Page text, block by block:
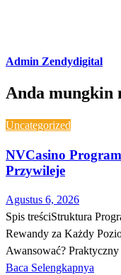
Admin Zendydigital
Anda mungkin
Uncategorized
NVCasino
Przywileje
Agustus 6, 2026
Spis treściStruktura
Rewandy za Każdy
Awansować?
Baca Selengkapnya